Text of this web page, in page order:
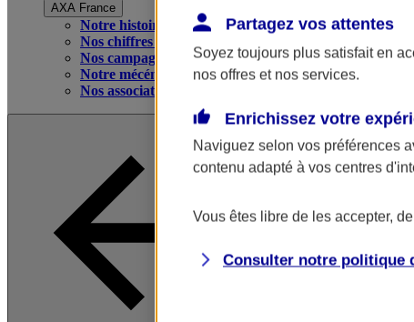
AXA France
Notre histoire
Nos chiffres clés
Nos campagnes publicitaires
Notre mécénat
Nos associations
Partagez vos attentes
Soyez toujours plus satisfait en
nos offres et nos services.
Enrichissez votre
Naviguez selon vos préférences
contenu adapté à vos centres
Vous êtes libre de les accepter,
Consulter notre politique